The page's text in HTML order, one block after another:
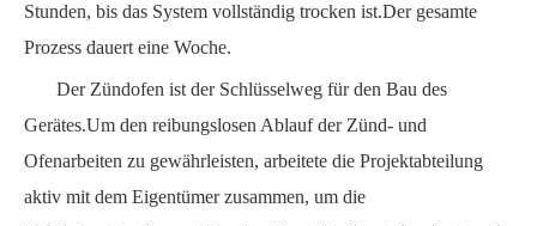
Stunden, bis das System vollständig trocken ist.Der gesamte
Prozess dauert eine Woche.
Der Zündofen ist der Schlüsselweg für den Bau des
Gerätes.Um den reibungslosen Ablauf der Zünd- und
Ofenarbeiten zu gewährleisten, arbeitete die Projektabteilung
aktiv mit dem Eigentümer zusammen, um die